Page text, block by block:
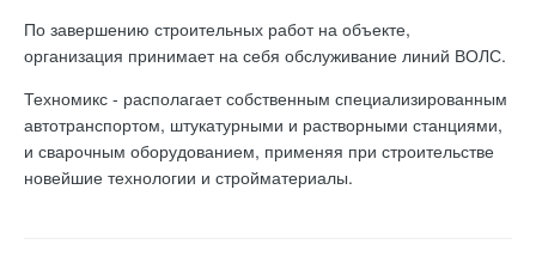
По завершению строительных работ на объекте,
организация принимает на себя обслуживание линий ВОЛС.
Техномикс - располагает собственным специализированным
автотранспортом, штукатурными и растворными станциями,
и сварочным оборудованием, применяя при строительстве
новейшие технологии и стройматериалы.